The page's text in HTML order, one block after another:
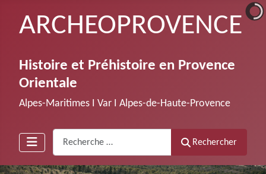
ARCHEOPROVENCE
Histoire et Préhistoire en Provence
Orientale
Alpes-Maritimes Ι Var Ι Alpes-de-Haute-Provence
Rechercher